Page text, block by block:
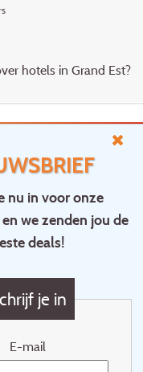
nu in voor onze
we zenden jou de
deals!
je in
E-mail
hotels in Grand Est?
Home
Contact
Vragen?
Cadeaubon
Nieuwsbrief